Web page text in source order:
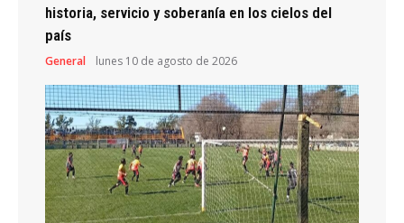
historia, servicio y soberanía en los cielos del
país
General lunes 10 de agosto de 2026